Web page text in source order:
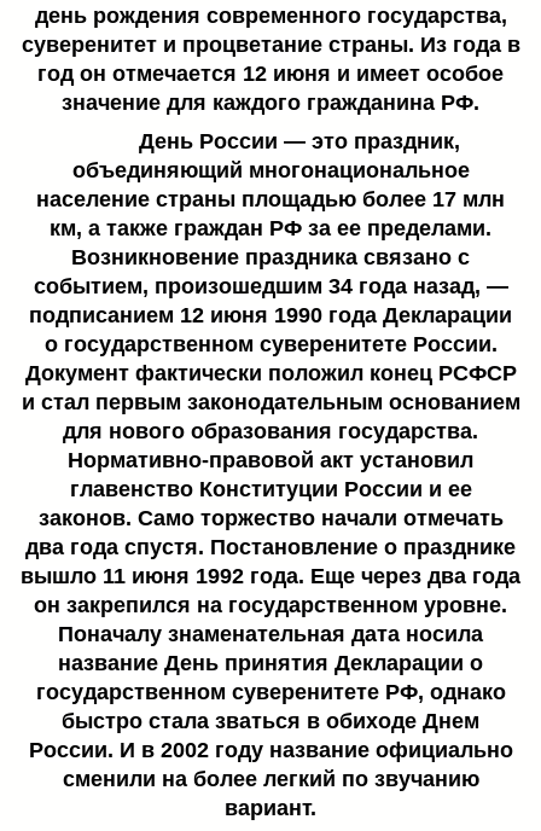
день рождения современного государства,
суверенитет и процветание страны. Из года в
год он отмечается 12 июня и имеет особое
значение для каждого гражданина РФ.
День России — это праздник,
объединяющий многонациональное
население страны площадью более 17 млн
км, а также граждан РФ за ее пределами.
Возникновение праздника связано с
событием, произошедшим 34 года назад, —
подписанием 12 июня 1990 года Декларации
о государственном суверенитете России.
Документ фактически положил конец РСФСР
и стал первым законодательным основанием
для нового образования государства.
Нормативно-правовой акт установил
главенство Конституции России и ее
законов. Само торжество начали отмечать
два года спустя. Постановление о празднике
вышло 11 июня 1992 года. Еще через два года
он закрепился на государственном уровне.
Поначалу знаменательная дата носила
название День принятия Декларации о
государственном суверенитете РФ, однако
быстро стала зваться в обиходе Днем
России. И в 2002 году название официально
сменили на более легкий по звучанию
вариант.